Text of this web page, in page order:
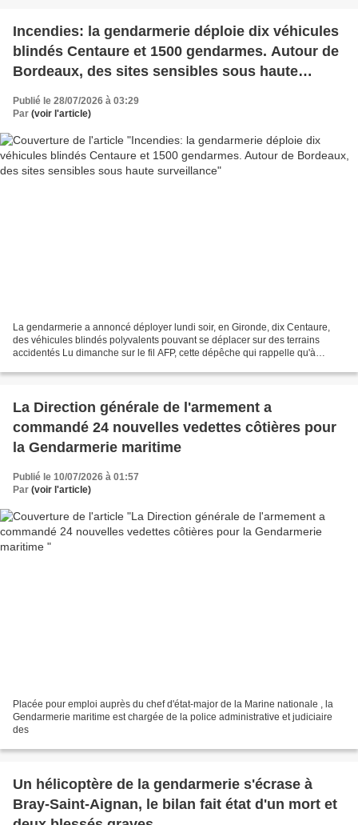
Incendies: la gendarmerie déploie dix véhicules
blindés Centaure et 1500 gendarmes. Autour de
Bordeaux, des sites sensibles sous haute
Publié le 28/07/2026 à 03:29
Par (voir l'article)
La gendarmerie a annoncé déployer lundi soir, en Gironde, dix Centaure,
des véhicules blindés polyvalents pouvant se déplacer sur des terrains
accidentés Lu dimanche sur le fil AFP, cette dépêche qui rappelle qu'à
La Direction générale de l'armement a
commandé 24 nouvelles vedettes côtières pour
la Gendarmerie maritime
Publié le 10/07/2026 à 01:57
Par (voir l'article)
Placée pour emploi auprès du chef d'état-major de la Marine nationale , la
Gendarmerie maritime est chargée de la police administrative et judiciaire
des
Un hélicoptère de la gendarmerie s'écrase à
Bray-Saint-Aignan, le bilan fait état d'un mort et